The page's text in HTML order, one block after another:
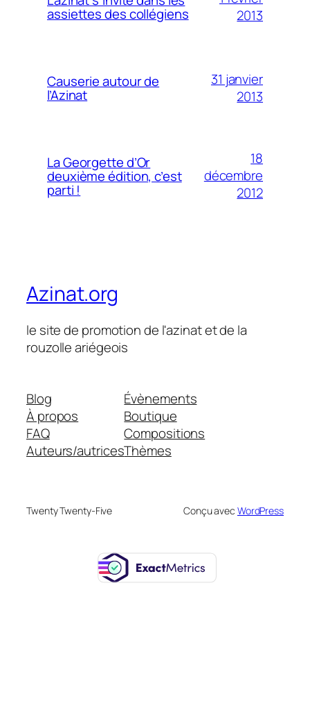
assiettes des collégiens
2013
Causerie autour de
l’Azinat
31 janvier
2013
La Georgette d’Or
deuxième édition, c’est
parti !
18
décembre
2012
Azinat.org
le site de promotion de l'azinat et de la
rouzolle ariégeois
Blog
À propos
FAQ
Auteurs/autrices
Évènements
Boutique
Compositions
Thèmes
Twenty Twenty-Five Conçu avec WordPress